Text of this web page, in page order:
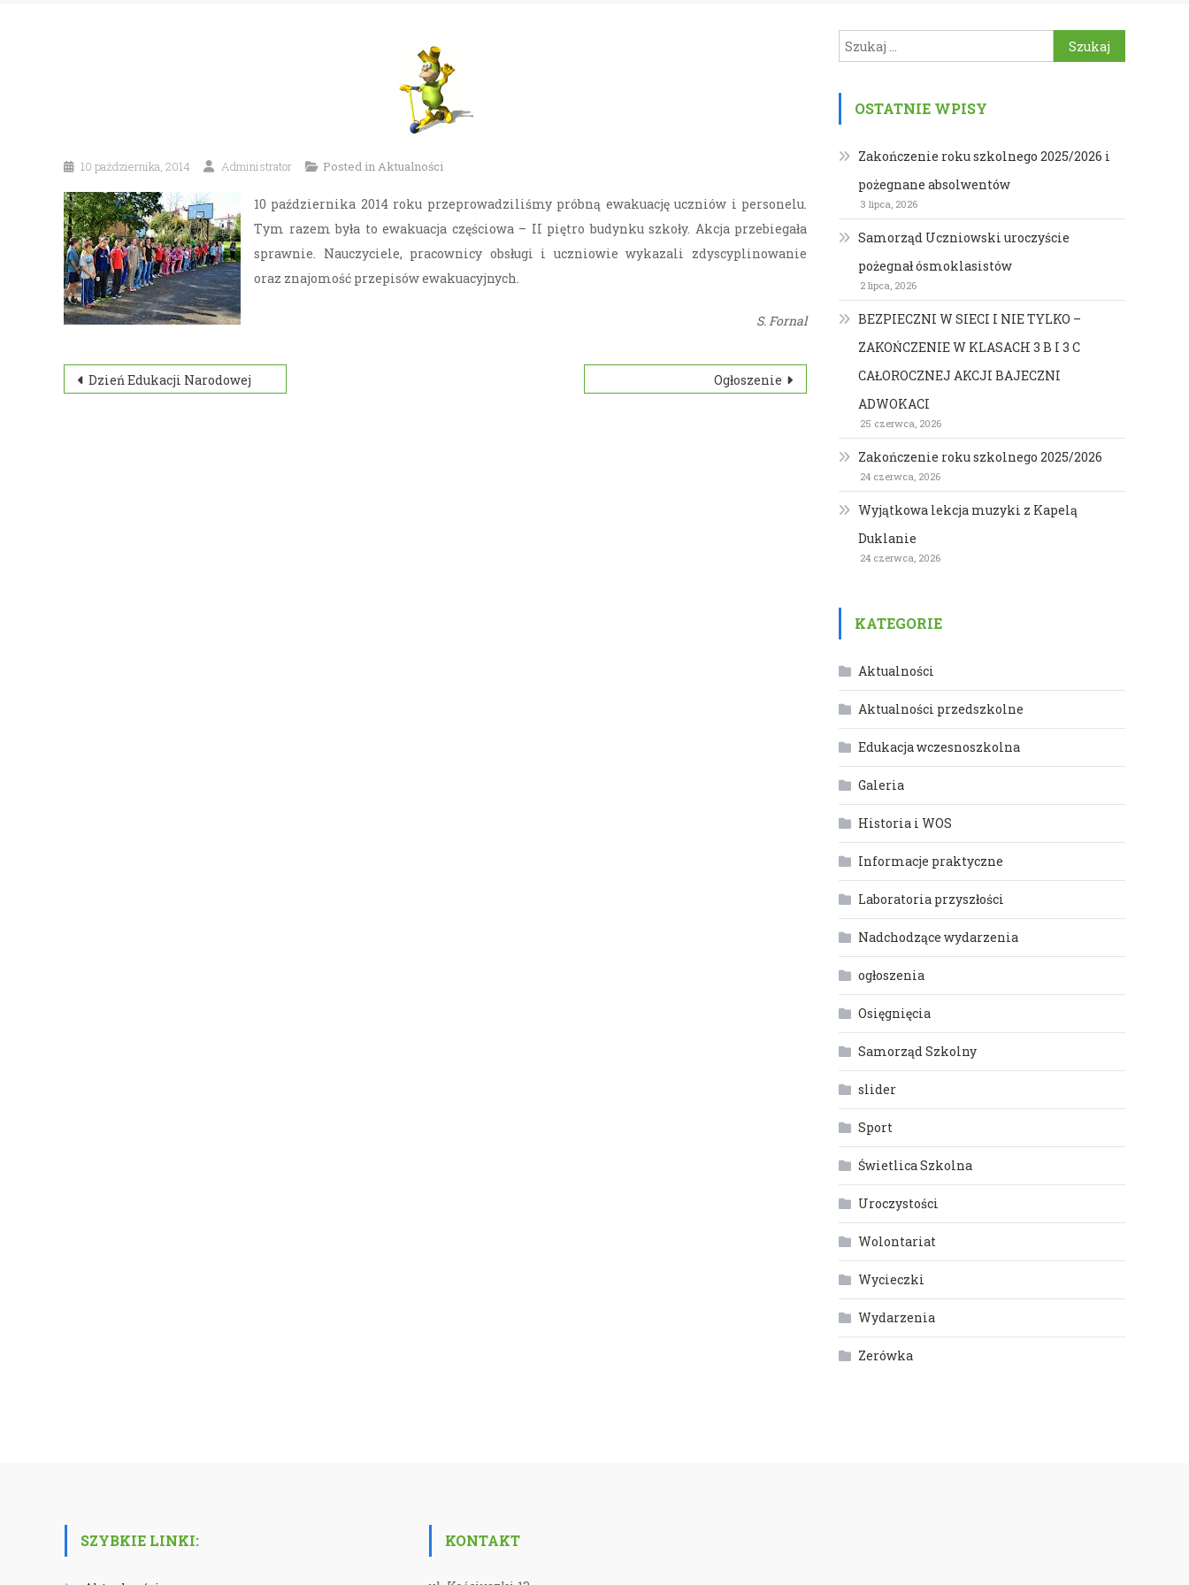
10 października, 2014 Administrator Posted inAktualności
10 października 2014 roku przeprowadziliśmy próbną ewakuację uczniów i personelu.
Tym razem była to ewakuacja częściowa – II piętro budynku szkoły. Akcja przebiegała
sprawnie. Nauczyciele, pracownicy obsługi i uczniowie wykazali zdyscyplinowanie
oraz znajomość przepisów ewakuacyjnych.
S. Fornal
Nawigacja
Dzień Edukacji Narodowej Ogłoszenie
Szukaj:
OSTATNIE WPISY
Zakończenie roku szkolnego 2025/2026 i
pożegnane absolwentów
3 lipca, 2026
Samorząd Uczniowski uroczyście
pożegnał ósmoklasistów
2 lipca, 2026
BEZPIECZNI W SIECI I NIE TYLKO –
ZAKOŃCZENIE W KLASACH 3 B I 3 C
CAŁOROCZNEJ AKCJI BAJECZNI
ADWOKACI
25 czerwca, 2026
Zakończenie roku szkolnego 2025/2026
24 czerwca, 2026
Wyjątkowa lekcja muzyki z Kapelą
Duklanie
24 czerwca, 2026
KATEGORIE
Aktualności
Aktualności przedszkolne
Edukacja wczesnoszkolna
Galeria
Historia i WOS
Informacje praktyczne
Laboratoria przyszłości
Nadchodzące wydarzenia
ogłoszenia
Osięgnięcia
Samorząd Szkolny
slider
Sport
Świetlica Szkolna
Uroczystości
Wolontariat
Wycieczki
Wydarzenia
Zerówka
SZYBKIE LINKI: KONTAKT